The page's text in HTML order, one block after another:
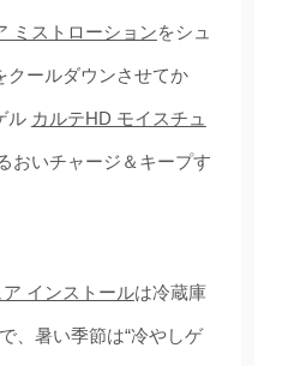
ミストローションをシュ
クールダウンさせてか
ル カルテHD モイスチュ
おいチャージ＆キープす
インストールは冷蔵庫
、暑い季節は“冷やしゲ